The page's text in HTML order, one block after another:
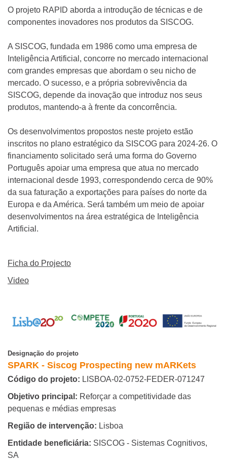
O projeto RAPID aborda a introdução de técnicas e de
componentes inovadores nos produtos da SISCOG.
A SISCOG, fundada em 1986 como uma empresa de
Inteligência Artificial, concorre no mercado internacional
com grandes empresas que abordam o seu nicho de
mercado. O sucesso, e a própria sobrevivência da
SISCOG, depende da inovação que introduz nos seus
produtos, mantendo-a à frente da concorrência.
Os desenvolvimentos propostos neste projeto estão
inscritos no plano estratégico da SISCOG para 2024-26. O
financiamento solicitado será uma forma do Governo
Português apoiar uma empresa que atua no mercado
internacional desde 1993, correspondendo cerca de 90%
da sua faturação a exportações para países do norte da
Europa e da América. Será também um meio de apoiar
desenvolvimentos na área estratégica de Inteligência
Artificial.
Ficha do Projecto
Video
Designação do projeto
SPARK - Siscog Prospecting new mARKets
Código do projeto: LISBOA-02-0752-FEDER-071247
Objetivo principal: Reforçar a competitividade das
pequenas e médias empresas
Região de intervenção: Lisboa
Entidade beneficiária: SISCOG - Sistemas Cognitivos,
SA